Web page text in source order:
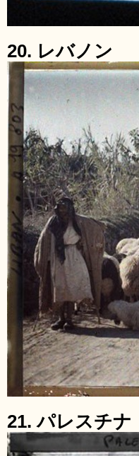
20. レバノン
21. パレスチナ